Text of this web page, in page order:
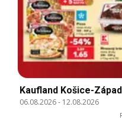
Kaufland Košice-
06.08.2026- 12.08.2026